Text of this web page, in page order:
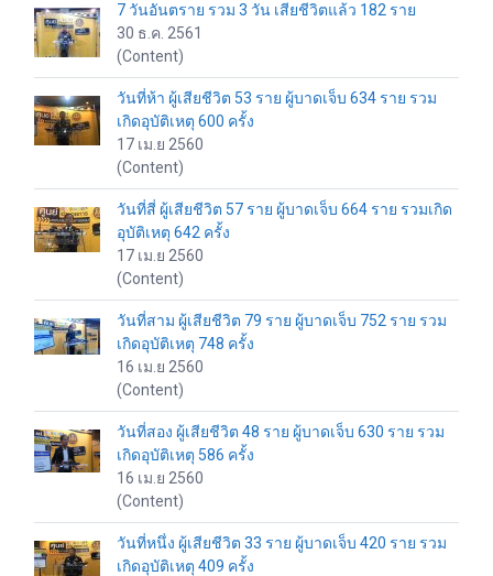
7 วันอันตราย รวม 3 วัน เสียชีวิตแล้ว 182 ราย
30 ธ.ค. 2561
(Content)
วันที่ห้า ผู้เสียชีวิต 53 ราย ผู้บาดเจ็บ 634 ราย รวม
เกิดอุบัติเหตุ 600 ครั้ง
17 เม.ย 2560
(Content)
วันที่สี่ ผู้เสียชีวิต 57 ราย ผู้บาดเจ็บ 664 ราย รวมเกิด
อุบัติเหตุ 642 ครั้ง
17 เม.ย 2560
(Content)
วันที่สาม ผู้เสียชีวิต 79 ราย ผู้บาดเจ็บ 752 ราย รวม
เกิดอุบัติเหตุ 748 ครั้ง
16 เม.ย 2560
(Content)
วันที่สอง ผู้เสียชีวิต 48 ราย ผู้บาดเจ็บ 630 ราย รวม
เกิดอุบัติเหตุ 586 ครั้ง
16 เม.ย 2560
(Content)
วันที่หนึ่ง ผู้เสียชีวิต 33 ราย ผู้บาดเจ็บ 420 ราย รวม
เกิดอุบัติเหตุ 409 ครั้ง